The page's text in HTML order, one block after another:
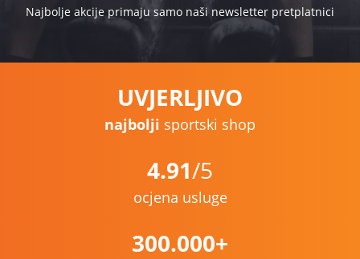
Najbolje akcije primaju samo naši newsletter pretplatnici
UVJERLJIVO
najbolji sportski shop
4.91/5
ocjena usluge
300.000+